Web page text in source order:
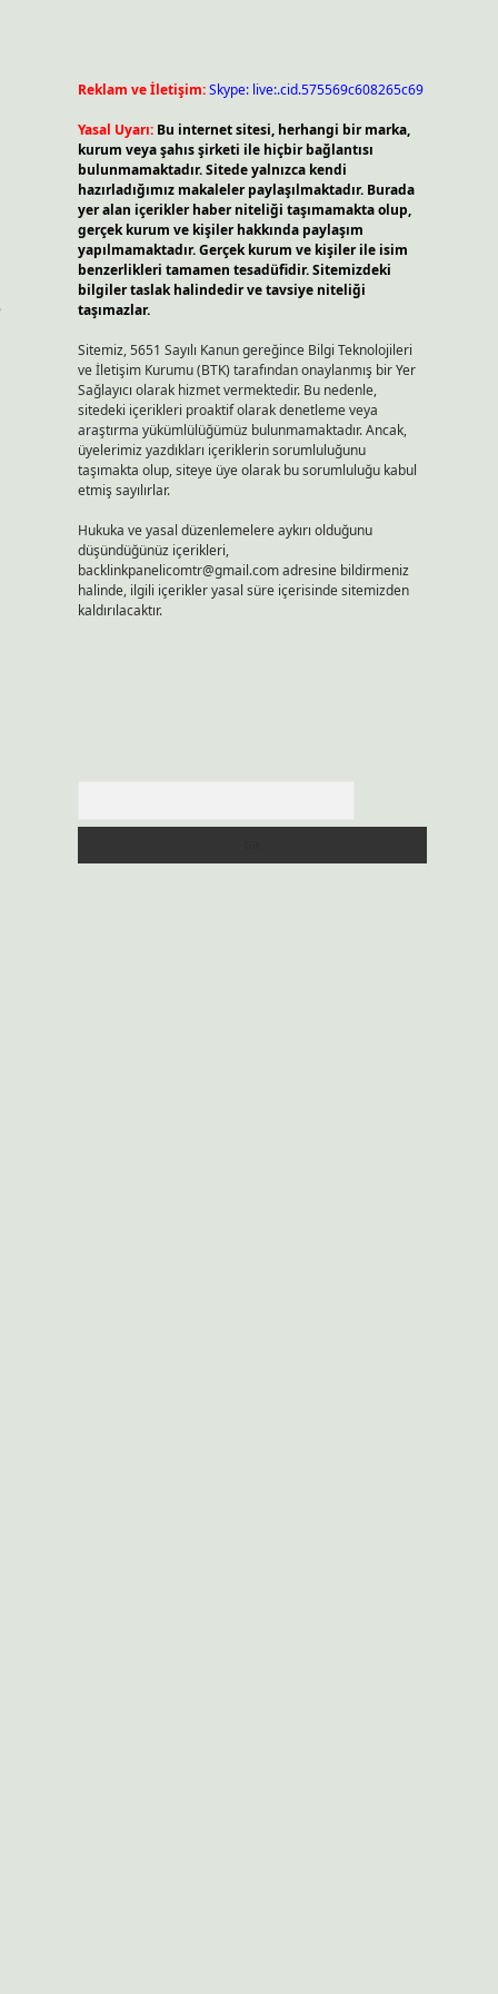
Reklam ve İletişim:Skype: live:.cid.575569c608265c69
Yasal Uyarı: Bu internet sitesi, herhangi bir marka,
kurum veya şahıs şirketi ile hiçbir bağlantısı
bulunmamaktadır. Sitede yalnızca kendi
hazırladığımız makaleler paylaşılmaktadır. Burada
yer alan içerikler haber niteliği taşımamakta olup,
gerçek kurum ve kişiler hakkında paylaşım
yapılmamaktadır. Gerçek kurum ve kişiler ile isim
benzerlikleri tamamen tesadüfidir. Sitemizdeki
bilgiler taslak halindedir ve tavsiye niteliği
taşımazlar.
Sitemiz, 5651 Sayılı Kanun gereğince Bilgi Teknolojileri
ve İletişim Kurumu (BTK) tarafından onaylanmış bir Yer
Sağlayıcı olarak hizmet vermektedir. Bu nedenle,
sitedeki içerikleri proaktif olarak denetleme veya
araştırma yükümlülüğümüz bulunmamaktadır. Ancak,
üyelerimiz yazdıkları içeriklerin sorumluluğunu
taşımakta olup, siteye üye olarak bu sorumluluğu kabul
etmiş sayılırlar.
Hukuka ve yasal düzenlemelere aykırı olduğunu
düşündüğünüz içerikleri,
backlinkpanelicomtr@gmail.comadresine bildirmeniz
halinde, ilgili içerikler yasal süre içerisinde sitemizden
kaldırılacaktır.